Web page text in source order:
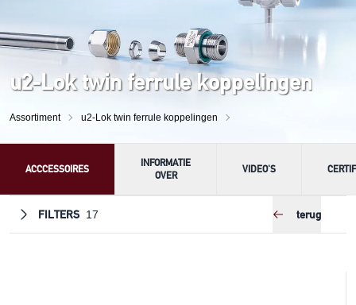
u2-Lok twin ferrule koppelingen
Assortiment u2-Lok twin ferrule koppelingen
ACCCESSOIRES
INFORMATIE
OVER
VIDEO'S
FILTERS 17 terug